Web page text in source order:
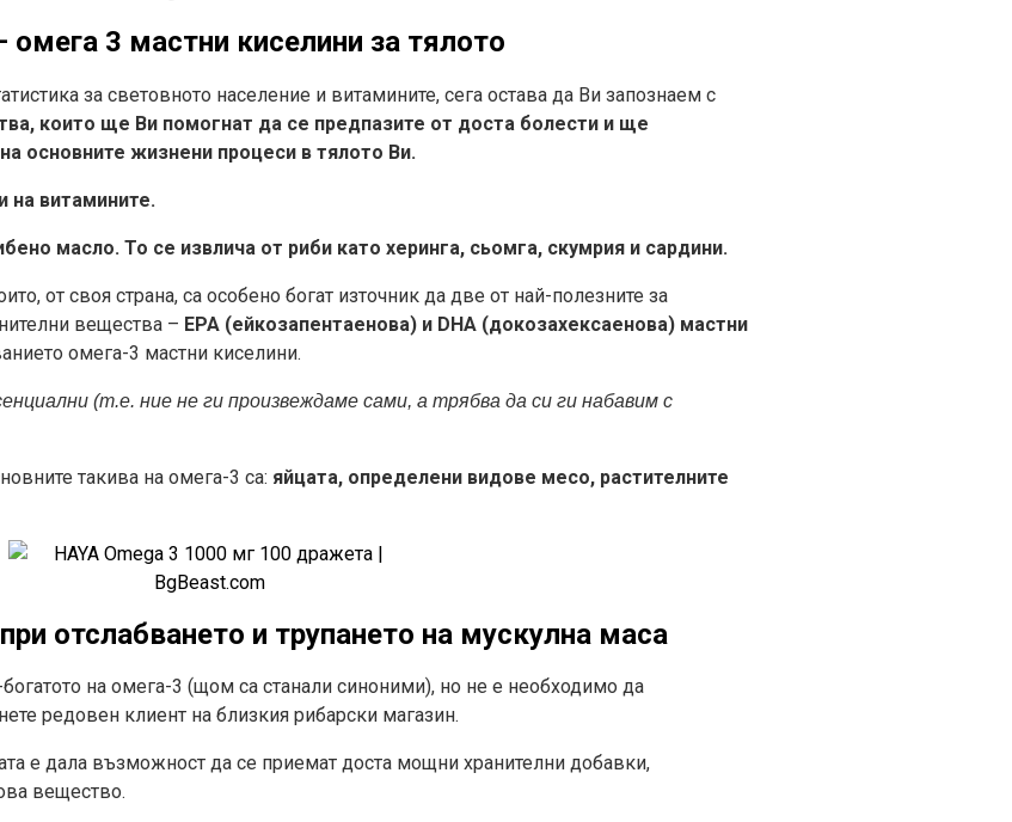
3 мастни киселини за тялото
за световното население и витамините, сега остава да Ви запознаем с
които ще Ви помогнат да се предпазите от доста болести и ще
основните жизнени процеси в тялото Ви.
на витамините.
масло. То се извлича от риби като херинга, сьомга, скумрия и сардини.
от своя страна, са особено богат източник да две от най-полезните за
вещества – ЕРА (ейкозапентаенова) и DHA (докозахексаенова) мастни
омега-3 мастни киселини.
(т.е. ние не ги произвеждаме сами, а трябва да си ги набавим с
такива на омега-3 са: яйцата, определени видове месо, растителните
отслабването и трупането на мускулна маса
на омега-3 (щом са станали синоними), но не е необходимо да
редовен клиент на близкия рибарски магазин.
е дала възможност да се приемат доста мощни хранителни добавки,
вещество.